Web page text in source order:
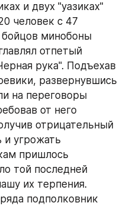
и двух "уазиках"
человек с 47
минобоны
отпетый
рука". Подъехав
развернувшись
на переговоры
от него
отрицательный
и угрожать
пришлось
той последней
их терпения.
подполковник